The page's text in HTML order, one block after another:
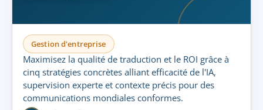
Gestion d'entreprise
Maximisez la qualité de traduction et le ROI grâce à
cinq stratégies concrètes alliant efficacité de l'IA,
supervision experte et contexte précis pour des
communications mondiales conformes.